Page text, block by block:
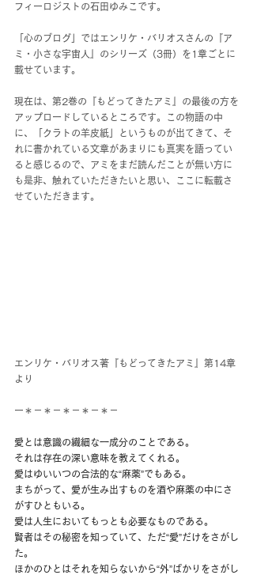
フィーロジストの石田ゆみこです。
「心のブログ」ではエンリケ・バリオスさんの『ア
ミ・小さな宇宙人』のシリーズ（3冊）を1章ごとに
載せています。
現在は、第2巻の『もどってきたアミ』の最後の方を
アップロードしているところです。この物語の中
に、「クラトの羊皮紙」というものが出てきて、そ
れに書かれている文章があまりにも真実を語ってい
ると感じるので、アミをまだ読んだことが無い方に
も是非、触れていただきたいと思い、ここに転載さ
せていただきます。
エンリケ・バリオス著『もどってきたアミ』第14章
より
ー＊－＊－＊－＊－＊－
愛とは意識の繊細な一成分のことである。
それは存在の深い意味を教えてくれる。
愛はゆいいつの合法的な“麻薬”でもある。
まちがって、愛が生み出すものを酒や麻薬の中にさ
がすひともいる。
愛は人生においてもっとも必要なものである。
賢者はその秘密を知っていて、ただ“愛”だけをさがし
た。
ほかのひとはそれを知らないから“外”ばかりをさがし